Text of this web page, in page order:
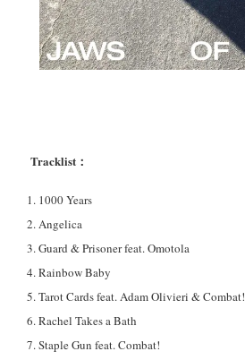
Tracklist：
1. 1000 Years
2. Angelica
3. Guard & Prisoner feat. Omotola
4. Rainbow Baby
5. Tarot Cards feat. Adam Olivieri & Combat!
6. Rachel Takes a Bath
7. Staple Gun feat. Combat!